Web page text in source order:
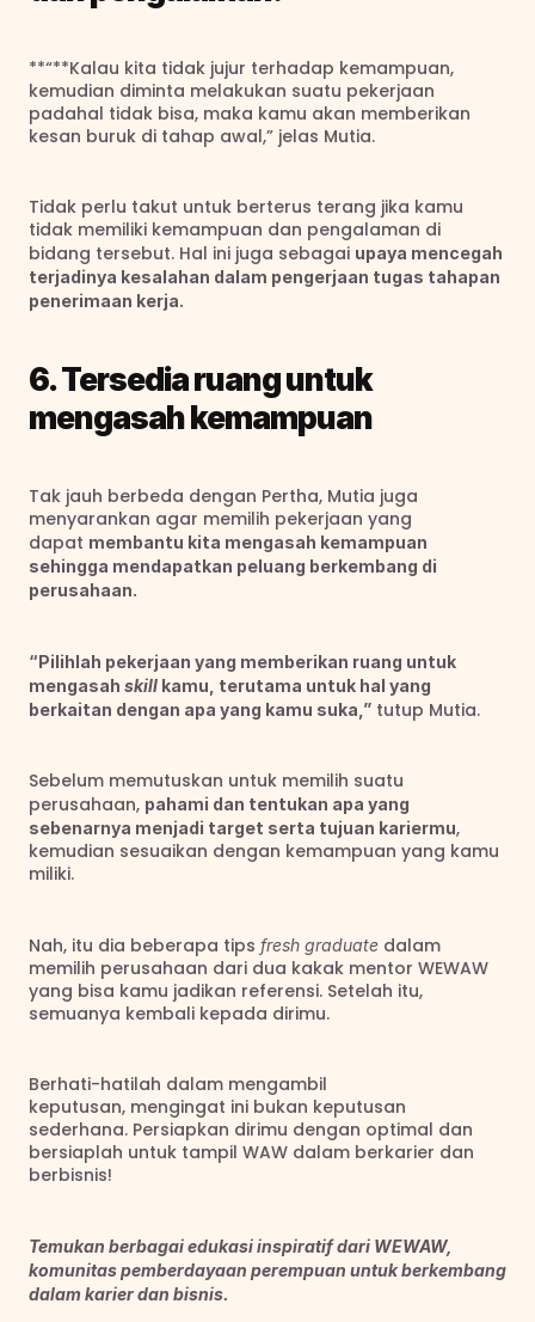
**“**Kalau kita tidak jujur terhadap kemampuan,
kemudian diminta melakukan suatu pekerjaan
padahal tidak bisa, maka kamu akan memberikan
kesan buruk di tahap awal,” jelas Mutia.
Tidak perlu takut untuk berterus terang jika kamu
tidak memiliki kemampuan dan pengalaman di
bidang tersebut. Hal ini juga sebagai upaya mencegah
terjadinya kesalahan dalam pengerjaan tugas tahapan
penerimaan kerja.
6. Tersedia ruang untuk
mengasah kemampuan
Tak jauh berbeda dengan Pertha, Mutia juga
menyarankan agar memilih pekerjaan yang
dapat membantu kita mengasah kemampuan
sehingga mendapatkan peluang berkembang di
perusahaan.
“Pilihlah pekerjaan yang memberikan ruang untuk
mengasah skill kamu, terutama untuk hal yang
berkaitan dengan apa yang kamu suka,” tutup Mutia.
Sebelum memutuskan untuk memilih suatu
perusahaan, pahami dan tentukan apa yang
sebenarnya menjadi target serta tujuan kariermu,
kemudian sesuaikan dengan kemampuan yang kamu
miliki.
Nah, itu dia beberapa tips fresh graduate dalam
memilih perusahaan dari dua kakak mentor WEWAW
yang bisa kamu jadikan referensi. Setelah itu,
semuanya kembali kepada dirimu.
Berhati-hatilah dalam mengambil
keputusan, mengingat ini bukan keputusan
sederhana. Persiapkan dirimu dengan optimal dan
bersiaplah untuk tampil WAW dalam berkarier dan
berbisnis!
Temukan berbagai edukasi inspiratif dari WEWAW,
komunitas pemberdayaan perempuan untuk berkembang
dalam karier dan bisnis.